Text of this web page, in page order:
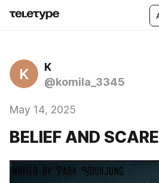
K
K
@komila_3345
May 14, 2025
BELIEF AND SCARE